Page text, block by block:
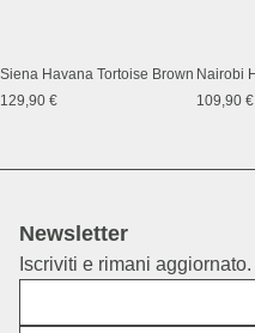
Siena Havana Tortoise Brown
129,90 €
109,90 €
Newsletter
Iscriviti e rimani aggiornato.